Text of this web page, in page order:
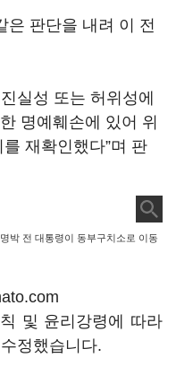
은 판단을 내려 이 전
실성 또는 허위성에
명예훼손에 있어 위
재확인했다”며 판
박 전 대통령이 동부구치소로 이동
및 윤리강령에 따라
정했습니다.